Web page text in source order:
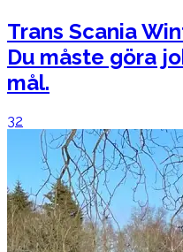
Trans Scania
Du måste göra
mål.
32